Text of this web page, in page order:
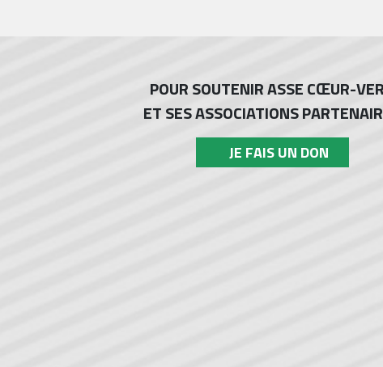
POUR SOUTENIR ASSE CŒUR-
ET SES ASSOCIATIONS
JE FAIS UN DON